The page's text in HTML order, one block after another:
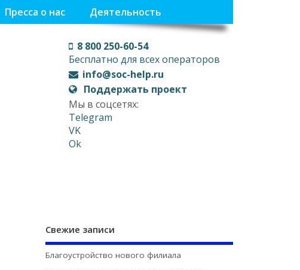
Пресса о нас Деятельность
8 800 250-60-54
Бесплатно для всех операторов
info@soc-help.ru
Поддержать проект
Мы в соцсетях:
Telegram
VK
Ok
Свежие записи
Благоустройство нового филиала